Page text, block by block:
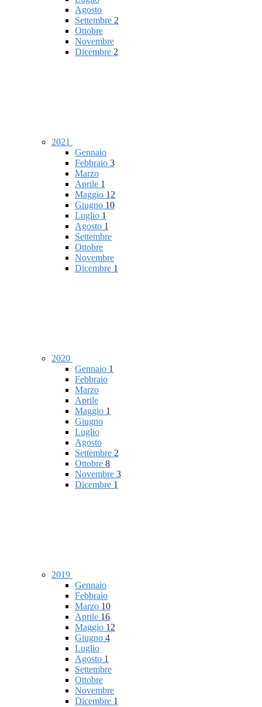
Agosto
Settembre 2
Ottobre
Novembre
Dicembre 2
2021
Gennaio
Febbraio 3
Marzo
Aprile 1
Maggio 12
Giugno 10
Luglio 1
Agosto 1
Settembre
Ottobre
Novembre
Dicembre 1
2020
Gennaio 1
Febbraio
Marzo
Aprile
Maggio 1
Giugno
Luglio
Agosto
Settembre 2
Ottobre 8
Novembre 3
Dicembre 1
2019
Gennaio
Febbraio
Marzo 10
Aprile 16
Maggio 12
Giugno 4
Luglio
Agosto 1
Settembre
Ottobre
Novembre
Dicembre 1